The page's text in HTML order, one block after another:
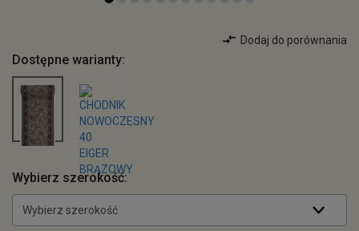
Dodaj do porównania
Dostępne warianty:
Wybierz szerokość:
Wybierz szerokość